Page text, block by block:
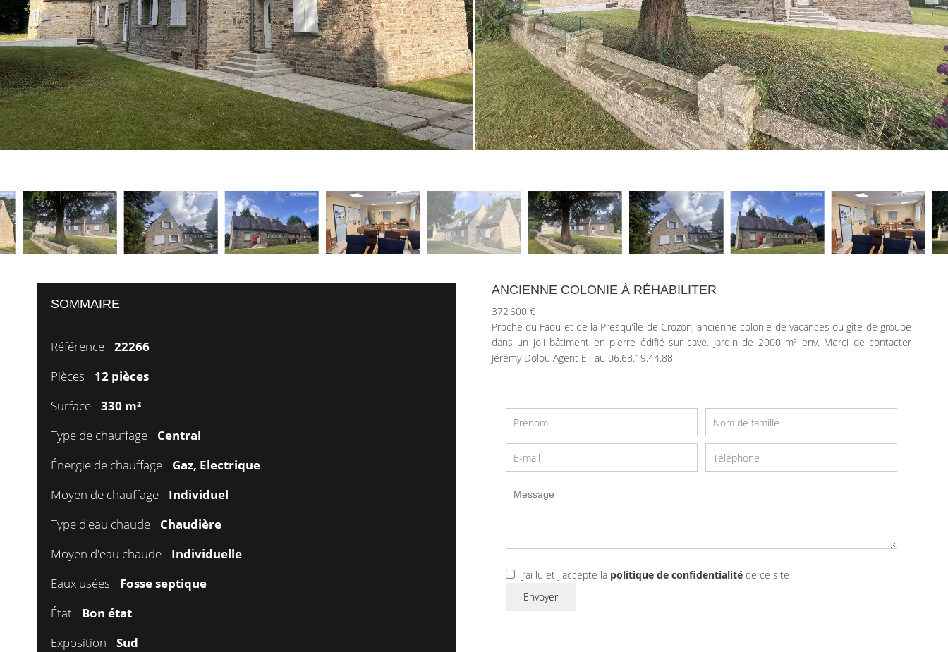
SOMMAIRE
Référence
22266
Pièces
12 pièces
Surface
330 m²
Type de chauffage
Central
Énergie de chauffage
Gaz, Electrique
Moyen de chauffage
Individuel
Type d'eau chaude
Chaudière
Moyen d'eau chaude
Individuelle
Eaux usées
Fosse septique
État
Bon état
Exposition
Sud
ANCIENNE COLONIE À RÉHABILITER
372 600 €
Proche du Faou et de la Presqu'île de Crozon, ancienne colonie de vacances ou gîte de groupe
dans un joli bâtiment en pierre édifié sur cave. Jardin de 2000 m² env. Merci de contacter
Jérémy Dolou Agent E.I au 06.68.19.44.88
J’ai lu et j'accepte la politique de confidentialitéde ce site
Envoyer